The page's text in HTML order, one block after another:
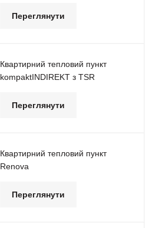
Переглянути
Квартирний тепловий пункт
kompaktINDIREKT з TSR
Переглянути
Квартирний тепловий пункт
Renova
Переглянути